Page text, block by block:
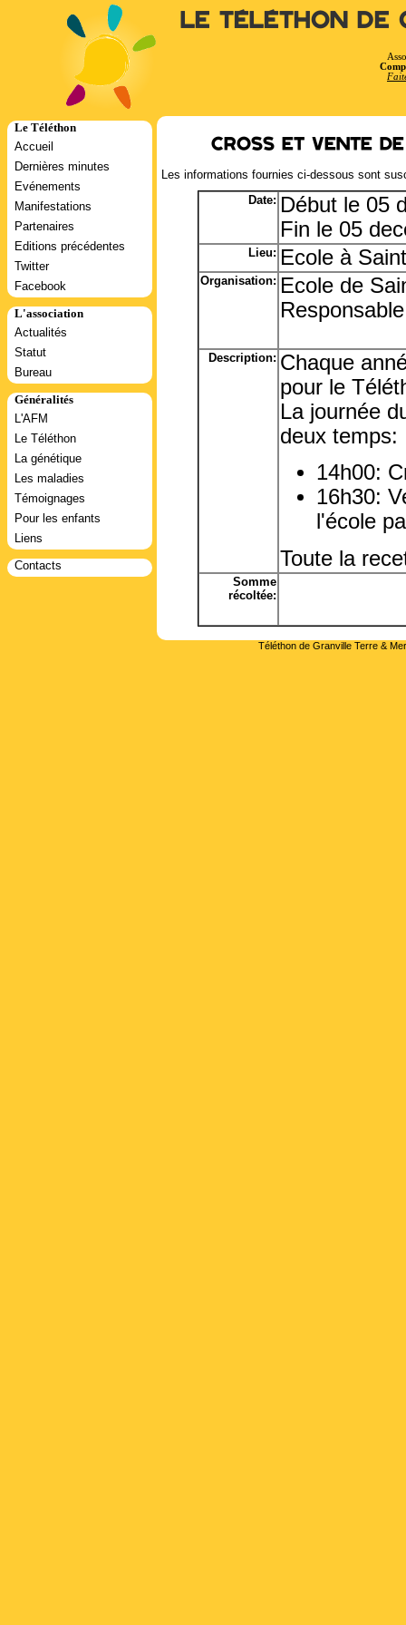
Le Téléthon de
Le Téléthon
Accueil
Dernières minutes
Evénements
Manifestations
Partenaires
Editions précédentes
Twitter
Facebook
L'association
Actualités
Statut
Bureau
Généralités
L'AFM
Le Téléthon
La génétique
Les maladies
Témoignages
Pour les enfants
Liens
Contacts
Cross et vente
Les informations fournies ci-dessous sont
Date: Début le 05
Fin le 05
Lieu: Ecole à
Organisation: Ecole de
Description: Chaque
pour le
La journée
deux temps:
14h00:
16h30:
l'école
Toute la
Somme
récoltée:
Téléthon de Granville Terre &